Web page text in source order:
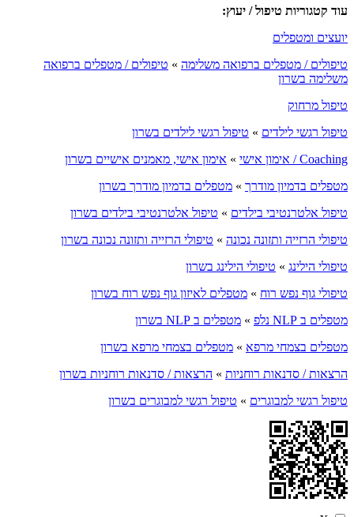
עוד קטגוריות טיפול / יעוץ:
יועצים ומטפלים
טיפולים / מטפלים ברפואה משלימה » טיפולים / מטפלים ברפואה
משלימה בשרון
טיפול מרחוק
טיפול רגשי לילדים » טיפול רגשי לילדים בשרון
Coaching / אימון אישי
» אימון אישי, מאמנים אישיים בשרון
מטפלים בדמיון מודרך » מטפלים בדמיון מודרך בשרון
טיפול אלטרנטיבי בילדים » טיפול אלטרנטיבי בילדים בשרון
טיפולי הרזייה ותזונה נכונה » טיפולי הרזייה ותזונה נכונה בשרון
טיפולי הילינג » טיפולי הילינג בשרון
טיפולי גוף נפש רוח » מטפלים לאיזון גוף נפש רוח בשרון
מטפלים ב NLP נלפ
» מטפלים ב NLP בשרון
מטפלים בצמחי מרפא » מטפלים בצמחי מרפא בשרון
הרצאות / סדנאות רוחניות » הרצאות / סדנאות רוחניות בשרון
טיפול רגשי למבוגרים » טיפול רגשי למבוגרים בשרון